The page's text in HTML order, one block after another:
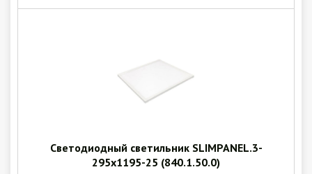
Светодиодный светильник SLIMPANEL.3-
295x1195-25 (840.1.50.0)